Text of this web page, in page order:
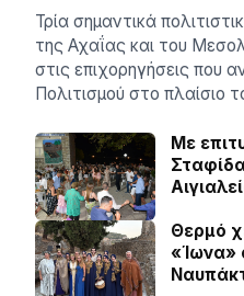
Τρία σημαντικά
της Αχαΐας και του
στις επιχορηγήσεις που
Πολιτισμού στο πλαίσιο
Με
Θερμό
«Ίωνα»